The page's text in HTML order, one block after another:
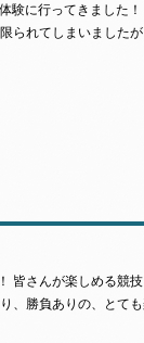
験に行ってきました
られてしまいました
皆さんが楽しめる競
、勝負ありの、とて